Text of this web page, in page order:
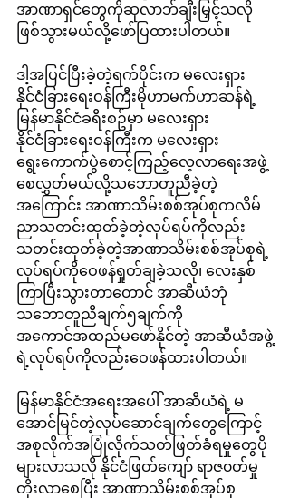
အာဏာရှင်တွေကိုဆုလာဘ်ချီးမြှင့်သလို
ဖြစ်သွားမယ်လို့ဖော်ပြထားပါတယ်။
ဒါ့အပြင်ပြီးခဲ့တဲ့ရက်ပိုင်းက မလေးရှား
နိုင်ငံခြားရေးဝန်ကြီးမိုဟာမက်ဟာဆန်ရဲ့
မြန်မာနိုင်ငံခရီးစဥ်မှာ မလေးရှား
နိုင်ငံခြားရေးဝန်ကြီးက မလေးရှား
ရွေးကောက်ပွဲစောင့်ကြည့်လေ့လာရေးအဖွဲ့
စေလွှတ်မယ်လို့သဘောတူညီခဲ့တဲ့
အကြောင်း အာဏာသိမ်းစစ်အုပ်စုကလိမ်
ညာသတင်းထုတ်ခဲ့တဲ့လုပ်ရပ်ကိုလည်း
သတင်းထုတ်ခဲ့တဲ့အာဏာသိမ်းစစ်အုပ်စုရဲ့
လုပ်ရပ်ကိုဝေဖန်ရှုတ်ချခဲ့သလို၊ လေးနှစ်
ကြာပြီးသွားတာတောင် အာဆီယံဘုံ
သဘောတူညီချက်၅ချက်ကို
အကောင်အထည်မဖော်နိုင်တဲ့ အာဆီယံအဖွဲ့
ရဲ့လုပ်ရပ်ကိုလည်းဝေဖန်ထားပါတယ်။
မြန်မာနိုင်ငံအရေးအပေါ် အာဆီယံရဲ့ မ
အောင်မြင်တဲ့လုပ်ဆောင်ချက်တွေကြောင့်
အစုလိုက်အပြုံလိုက်သတ်ဖြတ်ခံရမှုတွေပို
များလာသလို နိုင်ငံဖြတ်ကျော် ရာဇ၀တ်မှု
တိုးလာစေပြီး အာဏာသိမ်းစစ်အုပ်စု